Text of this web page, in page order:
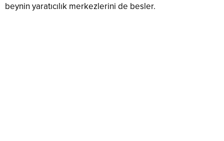
beynin yaratıcılık merkezlerini de besler.